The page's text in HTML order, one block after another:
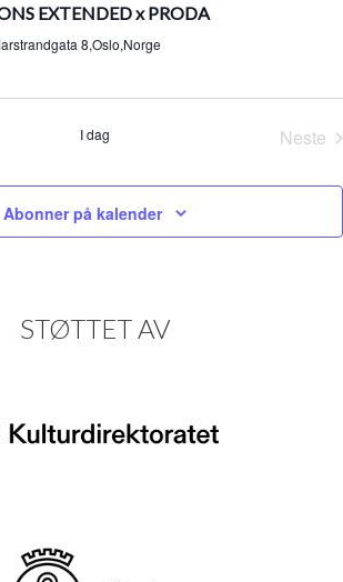
EXTENDED x PRODA
8,Oslo,Norge
I dag
Neste
Abonner på kalender
STØTTET AV